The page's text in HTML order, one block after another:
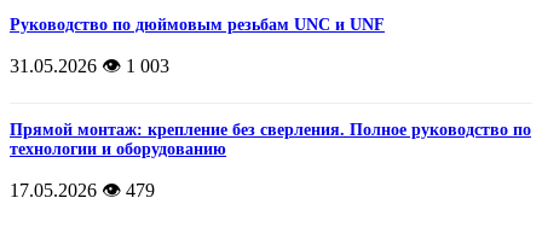
Руководство по дюймовым резьбам UNC и UNF
31.05.2026 👁️ 1 003
Прямой монтаж: крепление без сверления. Полное руководство по
технологии и оборудованию
17.05.2026 👁️ 479